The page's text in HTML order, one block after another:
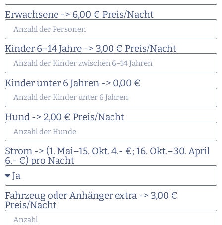
Erwachsene -> 6,00 € Preis/Nacht
Kinder 6–14 Jahre -> 3,00 € Preis/Nacht
Kinder unter 6 Jahren -> 0,00 €
Hund -> 2,00 € Preis/Nacht
Strom -> (1. Mai–15. Okt. 4.- €; 16. Okt.–30. April
6.- €) pro Nacht
Fahrzeug oder Anhänger extra -> 3,00 €
Preis/Nacht